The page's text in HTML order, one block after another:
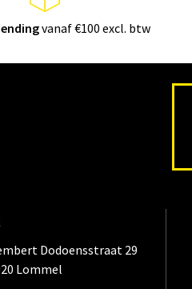
vanaf €100 excl. btw
Dodoensstraat 29
Lommel